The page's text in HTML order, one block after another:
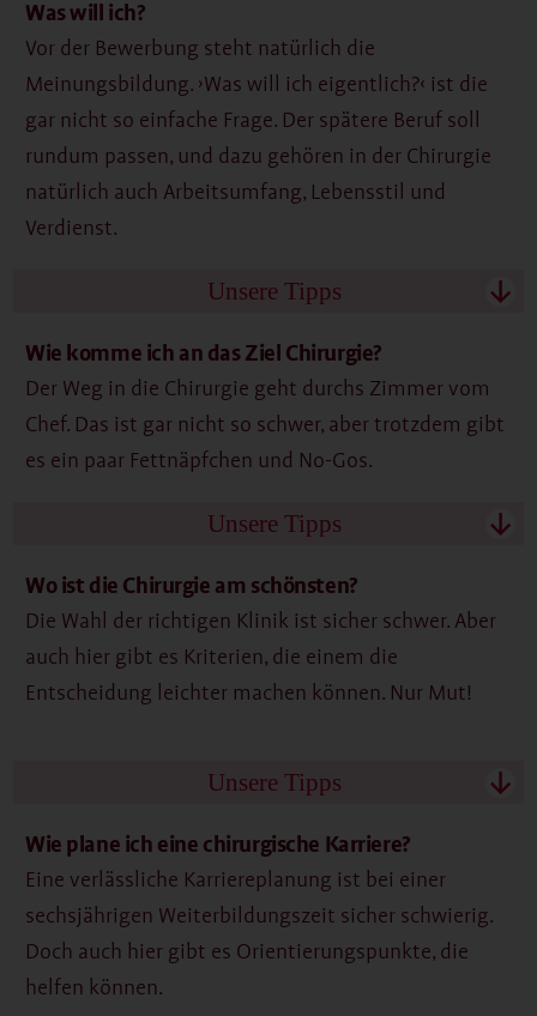
Was will ich?
Vor der Bewerbung steht natürlich die
Meinungsbildung. ›Was will ich eigentlich?‹ ist die
gar nicht so einfache Frage. Der spätere Beruf soll
rundum passen, und dazu gehören in der Chirurgie
natürlich auch Arbeitsumfang, Lebensstil und
Verdienst.
Unsere Tipps ↓
Wie komme ich an das Ziel Chirurgie?
Der Weg in die Chirurgie geht durchs Zimmer vom
Chef. Das ist gar nicht so schwer, aber trotzdem gibt
es ein paar Fettnäpfchen und No-Gos.
Unsere Tipps ↓
Wo ist die Chirurgie am schönsten?
Die Wahl der richtigen Klinik ist sicher schwer. Aber
auch hier gibt es Kriterien, die einem die
Entscheidung leichter machen können. Nur Mut!
Unsere Tipps ↓
Wie plane ich eine chirurgische Karriere?
Eine verlässliche Karriereplanung ist bei einer
sechsjährigen Weiterbildungszeit sicher schwierig.
Doch auch hier gibt es Orientierungspunkte, die
helfen können.